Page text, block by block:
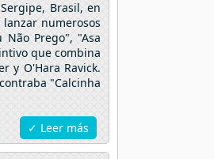
Brasil, en
numerosos
Prego", "Asa
que combina
y O'Hara Ravick.
"Calcinha
✓ Leer más